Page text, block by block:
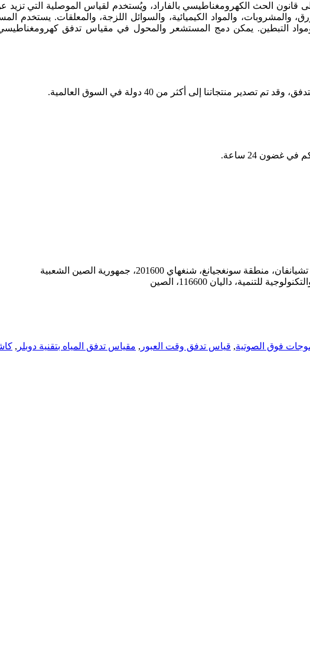
والمشروبات، والمواد الكيميائية، والسوائل اللزجة، والمعلقات.
ومواد التبطين. يمكن دمج المستشعر والمحول في مقياس تدفق
غضون 24 ساعة.
فوق الصوتية, قياس تدفق وقت العبور , مقياس تدفق المياه بتقنية دوبلر ,